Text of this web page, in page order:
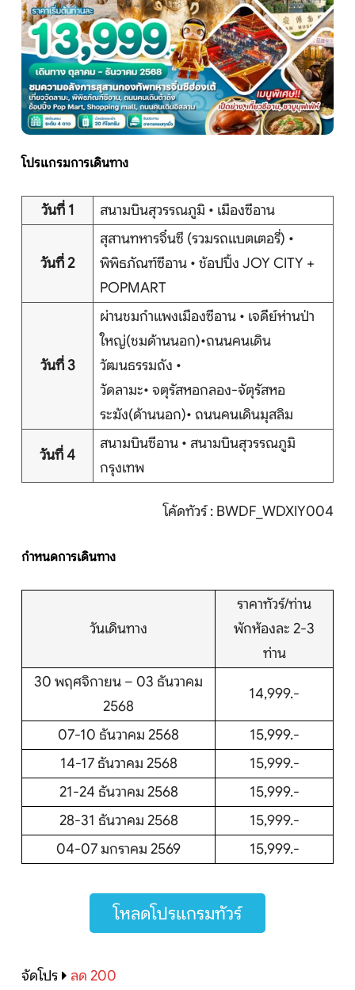
ทัวร์ต่างประเทศ
จัดกรุ๊ปต่างประเทศ
โปรไฟไหม้
เรือเจ้าพระยา
บริการอื่นๆ
ติดต่อเรา
โปรแกรมการเดินทาง
วันที่ 1 สนามบินสุวรรณภูมิ • เมืองซีอาน
วันที่ 2
สุสานทหารจิ๋นซี (รวมรถแบตเตอรี่) •
พิพิธภัณฑ์ซีอาน • ช้อปปิ้ง JOY CITY +
POPMART
วันที่ 3
ผ่านชมกำแพงเมืองซีอาน • เจดีย์ห่านป่า
ใหญ่(ชมด้านนอก)•ถนนคนเดิน
วัฒนธรรมถัง •
วัดลามะ• จตุรัสหอกลอง-จัตุรัสหอ
ระฆัง(ด้านนอก)• ถนนคนเดินมุสลิม
วันที่ 4
สนามบินซีอาน • สนามบินสุวรรณภูมิ
กรุงเทพ
โค้ดทัวร์ : BWDF_WDXIY004
กำหนดการเดินทาง
วันเดินทาง
ราคาทัวร์/ท่าน
พักห้องละ 2-3
ท่าน
30 พฤศจิกายน – 03 ธันวาคม
2568
14,999.-
07-10 ธันวาคม 2568
15,999.-
14-17 ธันวาคม 2568
15,999.-
21-24 ธันวาคม 2568
15,999.-
28-31 ธันวาคม 2568
15,999.-
04-07 มกราคม 2569
15,999.-
โหลดโปรแกรมทัวร์
จัดโปร
ลด 200